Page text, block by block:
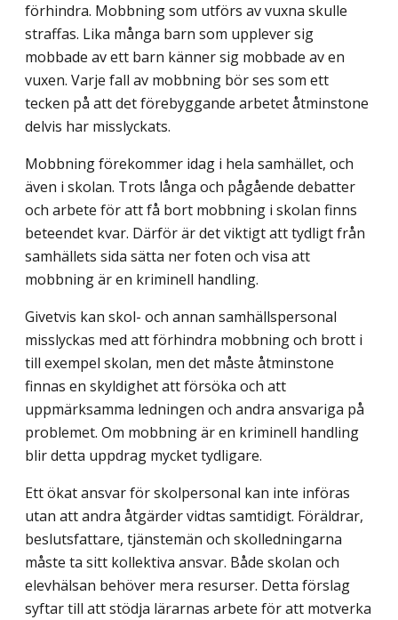
förhindra. Mobbning som utförs av vuxna skulle
straffas. Lika många barn som upplever sig
mobbade av ett barn känner sig mobbade av en
vuxen. Varje fall av mobbning bör ses som ett
tecken på att det förebyggande arbetet åtminstone
delvis har misslyckats.
Mobbning förekommer idag i hela samhället, och
även i skolan. Trots långa och pågående debatter
och arbete för att få bort mobbning i skolan finns
beteendet kvar. Därför är det viktigt att tydligt från
samhällets sida sätta ner foten och visa att
mobbning är en kriminell handling.
Givetvis kan skol- och annan samhällspersonal
misslyckas med att förhindra mobbning och brott i
till exempel skolan, men det måste åtminstone
finnas en skyldighet att försöka och att
uppmärksamma ledningen och andra ansvariga på
problemet. Om mobbning är en kriminell handling
blir detta uppdrag mycket tydligare.
Ett ökat ansvar för skolpersonal kan inte införas
utan att andra åtgärder vidtas samtidigt. Föräldrar,
beslutsfattare, tjänstemän och skolledningarna
måste ta sitt kollektiva ansvar. Både skolan och
elevhälsan behöver mera resurser. Detta förslag
syftar till att stödja lärarnas arbete för att motverka